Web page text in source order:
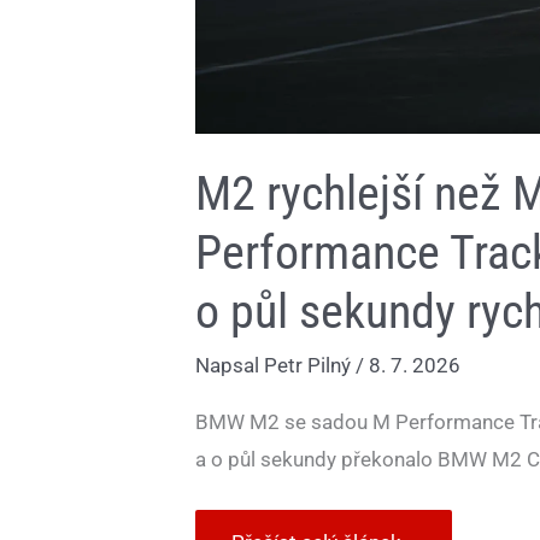
M2 rychlejší než
Performance
o půl sekundy
Napsal Petr Pilný / 8. 7. 2026
BMW M2 se sadou M Performance
a o půl sekundy překonalo BMW M2